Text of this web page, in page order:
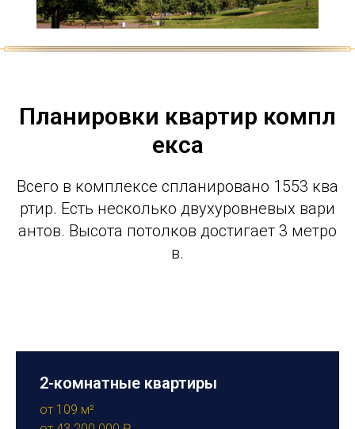
Планировки квартир компл
екса
Всего в комплексе спланировано 1553 ква
ртир. Есть несколько двухуровневых вари
антов. Высота потолков достигает 3 метро
в.
2-комнатные квартиры
от 109 м²